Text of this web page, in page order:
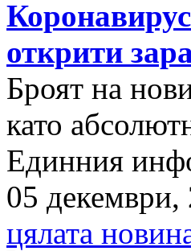
открити
Броят на
като
Единния
05 декември,
цялата